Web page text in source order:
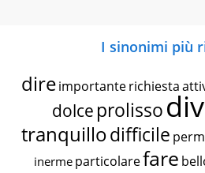
I sinonimi più
dire importante richiesta
dolce prolisso
tranquillodifficile
inerme particolarefare